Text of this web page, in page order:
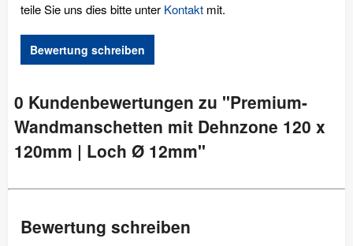
teile Sie uns dies bitte unter Kontakt mit.
Bewertung schreiben
0 Kundenbewertungen zu "Premium-
Wandmanschetten mit Dehnzone 120 x
120mm | Loch Ø 12mm"
Bewertung schreiben